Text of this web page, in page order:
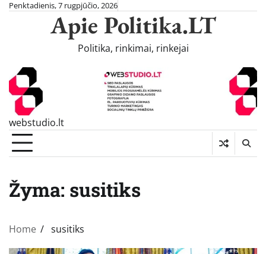
SkipPenktadienis, 7 rugpjūčio, 2026
Apie Politika.LT
Politika, rinkimai, rinkejai
webstudio.lt
Žyma: susitiks
Home susitiks